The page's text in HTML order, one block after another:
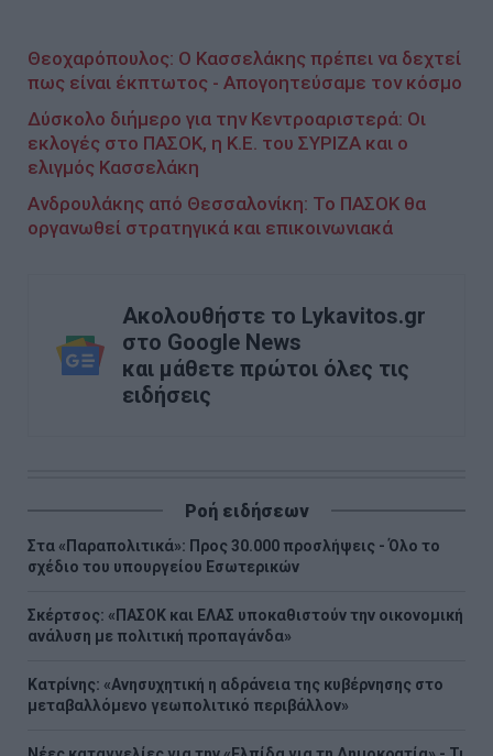
Θεοχαρόπουλος: Ο Κασσελάκης πρέπει να δεχτεί
πως είναι έκπτωτος - Απογοητεύσαμε τον κόσμο
Δύσκολο διήμερο για την Κεντροαριστερά: Οι
εκλογές στο ΠΑΣΟΚ, η Κ.Ε. του ΣΥΡΙΖΑ και ο
ελιγμός Κασσελάκη
Ανδρουλάκης από Θεσσαλονίκη: Το ΠΑΣΟΚ θα
οργανωθεί στρατηγικά και επικοινωνιακά
Ακολουθήστε το Lykavitos.gr
στο Google News
και μάθετε πρώτοι όλες τις
ειδήσεις
Ροή ειδήσεων
Στα «Παραπολιτικά»: Προς 30.000 προσλήψεις - Όλο το
σχέδιο του υπουργείου Εσωτερικών
Σκέρτσος: «ΠΑΣΟΚ και ΕΛΑΣ υποκαθιστούν την οικονομική
ανάλυση με πολιτική προπαγάνδα»
Κατρίνης: «Ανησυχητική η αδράνεια της κυβέρνησης στο
μεταβαλλόμενο γεωπολιτικό περιβάλλον»